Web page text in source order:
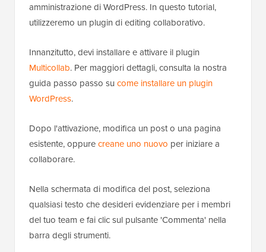
amministrazione di WordPress. In questo tutorial,
utilizzeremo un plugin di editing collaborativo.
Innanzitutto, devi installare e attivare il plugin
Multicollab. Per maggiori dettagli, consulta la nostra
guida passo passo su come installare un plugin
WordPress.
Dopo l'attivazione, modifica un post o una pagina
esistente, oppurecreane uno nuovo per iniziare a
collaborare.
Nella schermata di modifica del post, seleziona
qualsiasi testo che desideri evidenziare per i membri
del tuo team e fai clic sul pulsante 'Commenta' nella
barra degli strumenti.